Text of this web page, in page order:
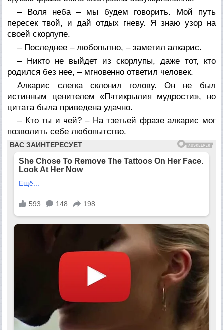
– Воля неба – мы будем говорить. Мой путь
пересек твой, и дай отдых гневу. Я знаю узор на
своей скорлупе.
– Последнее – любопытно, – заметил алкарис.
– Никто не выйдет из скорлупы, даже тот, кто
родился без нее, – мгновенно ответил человек.
Алкарис слегка склонил голову. Он не был
истинным ценителем «Пятикрылия мудрости», но
цитата была приведена удачно.
– Кто ты и чей? – На третьей фразе алкарис мог
позволить себе любопытство.